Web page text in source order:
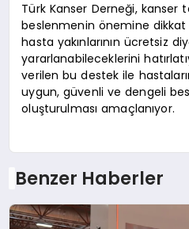
Türk Kanser Derneği, kanser
beslenmenin önemine dikkat
hasta yakınlarının ücretsiz
yararlanabileceklerini
verilen bu destek ile
uygun, güvenli ve dengeli
oluşturulması amaçlanıyor.
Benzer Haberler